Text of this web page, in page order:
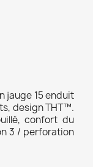
jauge 15 enduit
design THT™.
confort du
3 / perforation